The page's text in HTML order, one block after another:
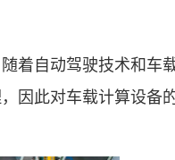
着自动驾驶技术和车
因此对车载计算设备